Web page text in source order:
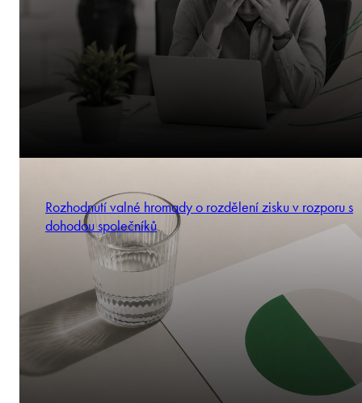
Rozhodnutí valné hromady o rozdělení zisku v rozporu s
dohodou společníků